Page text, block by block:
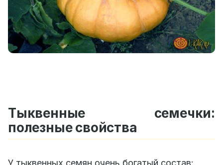
Тыквенные семечки:
полезные свойства
У тыквенных семян очень богатый состав: